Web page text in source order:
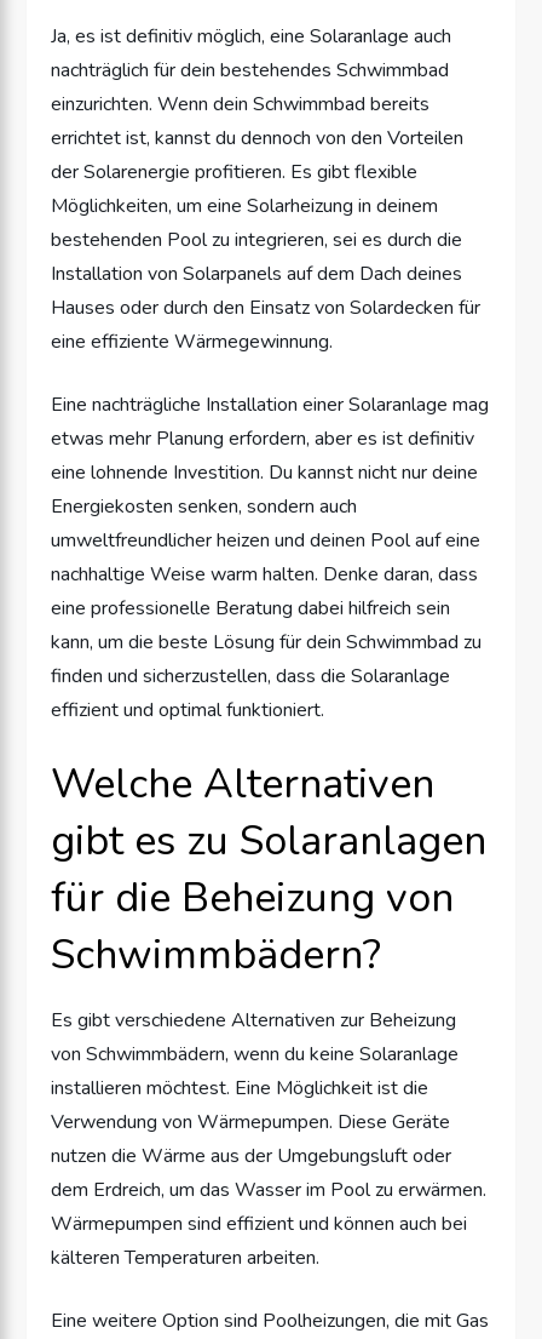
Ja, es ist definitiv möglich, eine Solaranlage auch
nachträglich für dein bestehendes Schwimmbad
einzurichten. Wenn dein Schwimmbad bereits
errichtet ist, kannst du dennoch von den Vorteilen
der Solarenergie profitieren. Es gibt flexible
Möglichkeiten, um eine Solarheizung in deinem
bestehenden Pool zu integrieren, sei es durch die
Installation von Solarpanels auf dem Dach deines
Hauses oder durch den Einsatz von Solardecken für
eine effiziente Wärmegewinnung.
Eine nachträgliche Installation einer Solaranlage mag
etwas mehr Planung erfordern, aber es ist definitiv
eine lohnende Investition. Du kannst nicht nur deine
Energiekosten senken, sondern auch
umweltfreundlicher heizen und deinen Pool auf eine
nachhaltige Weise warm halten. Denke daran, dass
eine professionelle Beratung dabei hilfreich sein
kann, um die beste Lösung für dein Schwimmbad zu
finden und sicherzustellen, dass die Solaranlage
effizient und optimal funktioniert.
Welche Alternativen
gibt es zu Solaranlagen
für die Beheizung von
Schwimmbädern?
Es gibt verschiedene Alternativen zur Beheizung
von Schwimmbädern, wenn du keine Solaranlage
installieren möchtest. Eine Möglichkeit ist die
Verwendung von Wärmepumpen. Diese Geräte
nutzen die Wärme aus der Umgebungsluft oder
dem Erdreich, um das Wasser im Pool zu erwärmen.
Wärmepumpen sind effizient und können auch bei
kälteren Temperaturen arbeiten.
Eine weitere Option sind Poolheizungen, die mit Gas